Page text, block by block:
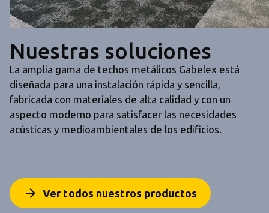
Nuestras soluciones
La amplia gama de techos metálicos Gabelex está
diseñada para una instalación rápida y sencilla,
fabricada con materiales de alta calidad y con un
aspecto moderno para satisfacer las necesidades
acústicas y medioambientales de los edificios.
arrow_forward Ver todos nuestros productos